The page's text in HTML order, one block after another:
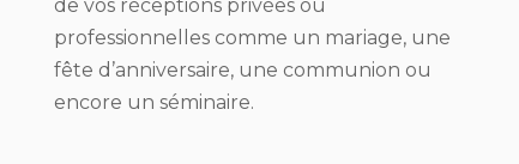
de vos réceptions privées ou
professionnelles comme un mariage, une
fête d’anniversaire, une communion ou
encore un séminaire.